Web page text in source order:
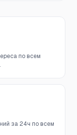
по всем
за 24ч по всем